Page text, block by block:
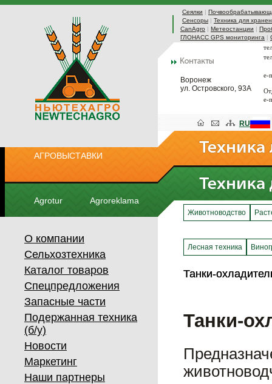
Сеялки |
Сенсоры | Техника для
CanAgro | Метеостанции |
ГЛОНАСС GPS мониторинга |
Воронеж
ул. Островского, 93А
e-
e-
АГРОВЫСТАВКИ
Agrotur Agroreklama
RU
О компании
Сельхозтехника
Каталог товаров
Спецпредложения
Запасные части
Подержанная техника
(б/у)
Новости
Маркетинг
Наши партнеры
Животноводство
Лесная техника
Танки-
Танки-
Танки-